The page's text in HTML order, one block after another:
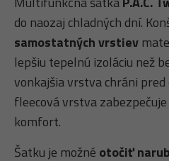
do naozaj chladných dní.
samostatných vrstiev
lepšiu tepelnú izoláciu než
vonkajšia vrstva chráni
fleecová vrstva
komfort.
Šatku je možné otočiť